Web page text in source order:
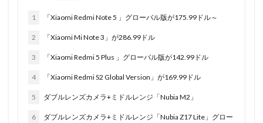
1 「Xiaomi Redmi Note 5 」グローバル版が175.99ドル～
2 「Xiaomi Mi Note 3」が286.99ドル
3 「Xiaomi Redmi 5 Plus 」グローバル版が142.99ドル
4 「Xiaomi Redmi S2 Global Version」が169.99ドル
5 ダブルレンズカメラ+ミドルレンジ「Nubia M2」
6
ダブルレンズカメラ+ミドルレンジ「Nubia Z17 Lite」グロー